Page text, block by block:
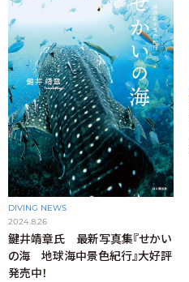
DIVING NEWS
2024.8.26
鍵井靖章氏 最新写真集『せかい
の海 地球海中景色紀行』大好評
発売中！